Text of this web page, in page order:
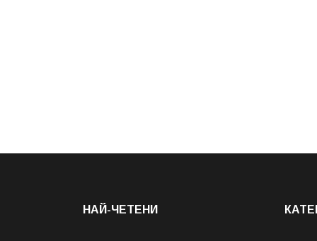
НАЙ-ЧЕТЕНИ